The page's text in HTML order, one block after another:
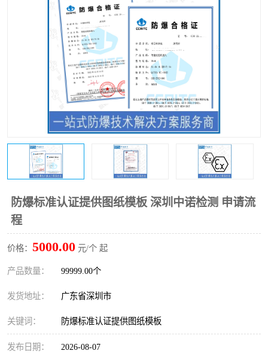
防爆标准认证提供图纸模板 深圳中诺检测 申请流
程
价格： 5000.00 元/个 起
产品数量： 99999.00个
发货地址： 广东省深圳市
关键词： 防爆标准认证提供图纸模板
发布日期： 2026-08-07
IECEx防爆认证 防爆设计
防爆资质证书 各国防爆认证
SIL认证
防爆电气检测机构 防爆合格证代理机构